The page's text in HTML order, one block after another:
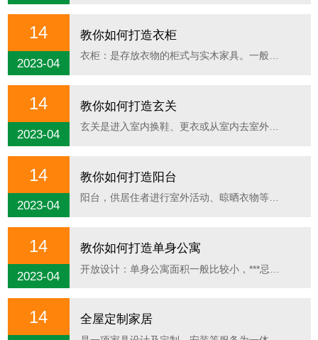
14
2023-04
教你如何打造衣柜
衣柜：是存放衣物的柜式与实木家具。一般分为单门，双门，嵌入式等等......
14
2023-04
教你如何打造玄关
玄关是进入室内换鞋、更衣或从室内去室外的缓冲空间，也有人把它叫......
14
2023-04
教你如何打造阳台
阳台，供居住者进行室外活动、晾晒衣物等的空间。阳台是建筑物室内的......
14
2023-04
教你如何打造单身公寓
14 全屋定制家居